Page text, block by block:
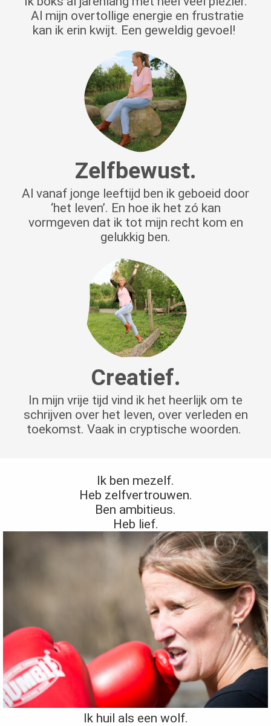
Al mijn overtollige energie en frustratie
kan ik erin kwijt. Een geweldig gevoel!
Zelfbewust.
Al vanaf jonge leeftijd ben ik geboeid door
‘het leven’. En hoe ik het zó kan
vormgeven dat ik tot mijn recht kom en
gelukkig ben.
Creatief.
In mijn vrije tijd vind ik het heerlijk om te
schrijven over het leven, over verleden en
toekomst. Vaak in cryptische woorden.
Ik ben mezelf.
Heb zelfvertrouwen.
Ben ambitieus.
Heb lief.
Ik huil als een wolf.